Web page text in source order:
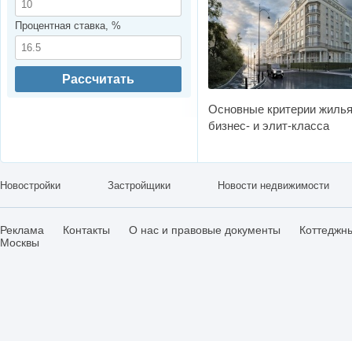
Основные критерии жилья
бизнес- и элит-класса
Процентная ставка, %
Рассчитать
Новостройки Застройщики Новости недвижимости
Реклама Контакты О нас и правовые документы
Москвы